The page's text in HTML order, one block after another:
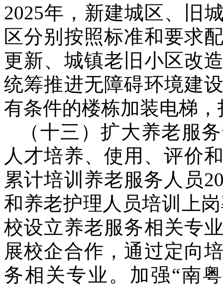
2025年，新建城区、旧
区分别按照标准和要求
更新、城镇老旧小区改
统筹推进无障碍环境建
有条件的楼栋加装电梯
（十三）扩大养老服
人才培养、使用、评价
累计培训养老服务人员
和养老护理人员培训上
校设立养老服务相关专
展校企合作，通过定向
务相关专业。加强“南